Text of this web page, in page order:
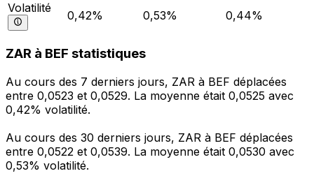
Volatilité
0,42% 0,53% 0,44%
ZAR à BEF statistiques
Au cours des 7 derniers jours, ZAR à BEF déplacées
entre 0,0523 et 0,0529. La moyenne était 0,0525 avec
0,42% volatilité.
Au cours des 30 derniers jours, ZAR à BEF déplacées
entre 0,0522 et 0,0539. La moyenne était 0,0530 avec
0,53% volatilité.